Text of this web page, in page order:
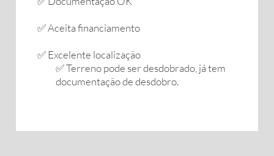
✅ Aceita financiamento
✅ Excelente localização
✅ Terreno pode ser desdobrado, já tem
documentação de desdobro.